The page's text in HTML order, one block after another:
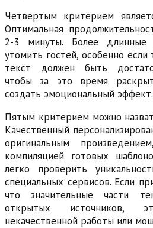
Четвертым критерием
Оптимальная
2-3 минуты. Более длинные
утомить гостей, особенно
текст должен быть
чтобы за это время
создать эмоциональный эффект.
Пятым критерием можно
Качественный
оригинальным
компиляцией готовых
легко проверить
специальных сервисов. Если
что значительные части
открытых источников,
некачественной работы или